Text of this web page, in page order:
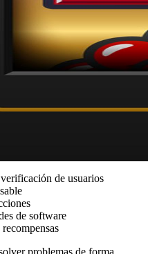
de usuarios
de software
problemas de forma